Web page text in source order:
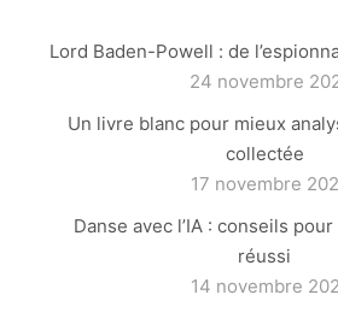
Lord Baden-Powell : de
24 novembre
Un livre blanc pour mieux
collectée
17 novembre
Danse avec l’IA : conseils
réussi
14 novembre